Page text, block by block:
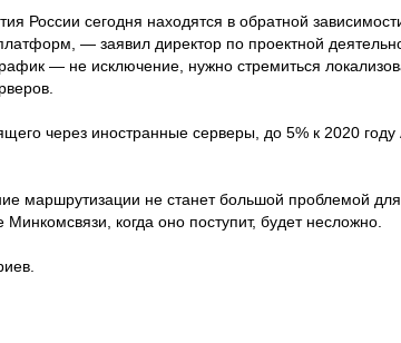
России сегодня находятся в обратной
— заявил директор по проектной
— не исключение, нужно стремиться
через иностранные серверы, до 5% к 2020 году
маршрутизации не станет большой проблемой
когда оно поступит, будет несложно.